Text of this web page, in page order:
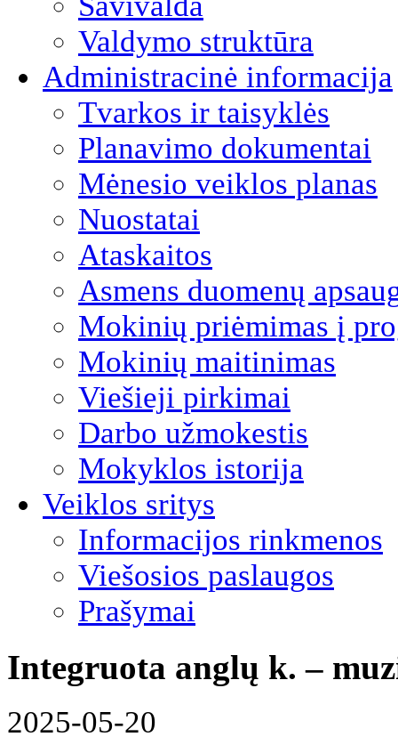
Valdymo struktūra
Administracinė informacija
Tvarkos ir taisyklės
Planavimo dokumentai
Mėnesio veiklos planas
Nuostatai
Ataskaitos
Asmens duomenų
Mokinių priėmimas į
Mokinių maitinimas
Viešieji pirkimai
Darbo užmokestis
Mokyklos istorija
Veiklos sritys
Informacijos rinkmenos
Viešosios paslaugos
Prašymai
Integruota anglų k. –
2025-05-20